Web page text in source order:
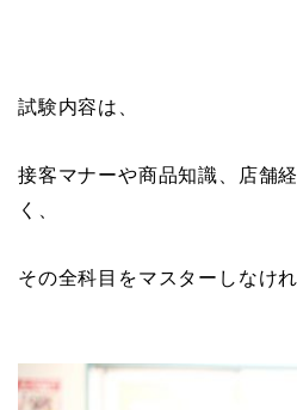
試験内容は、
接客マナーや商品知識、店舗
く、
その全科目をマスターしなけ